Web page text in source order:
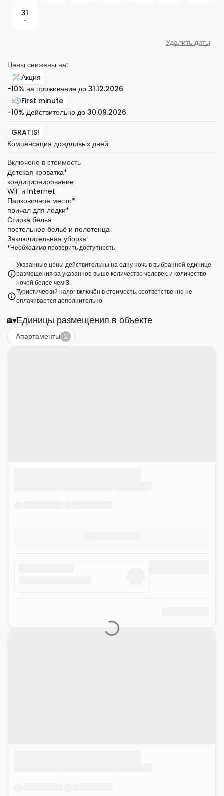
31
-
Удалить даты
Цены снижены на:
Акция
-10% на проживание до 31.12.2026
First minute
-10% Действительно до 30.09.2026
GRATIS!
Компенсация дождливых дней
Включено в стоимость
Детская кроватка*
кондиционирование
WiF и Internet
Парковочное место*
причал для лодки*
Стирка белья
постельное бельё и полотенца
Заключительная уборка
*Необходимо проверить доступность
Указанные цены действительны на одну ночь в выбранной единице
размещения за указанное выше количество человек, и количество
ночей более чем 3.
Туристический налог включён в стоимость, соответственно не
оплачивается дополнительно
🏡Единицы размещения в объекте
Апартаменты 2